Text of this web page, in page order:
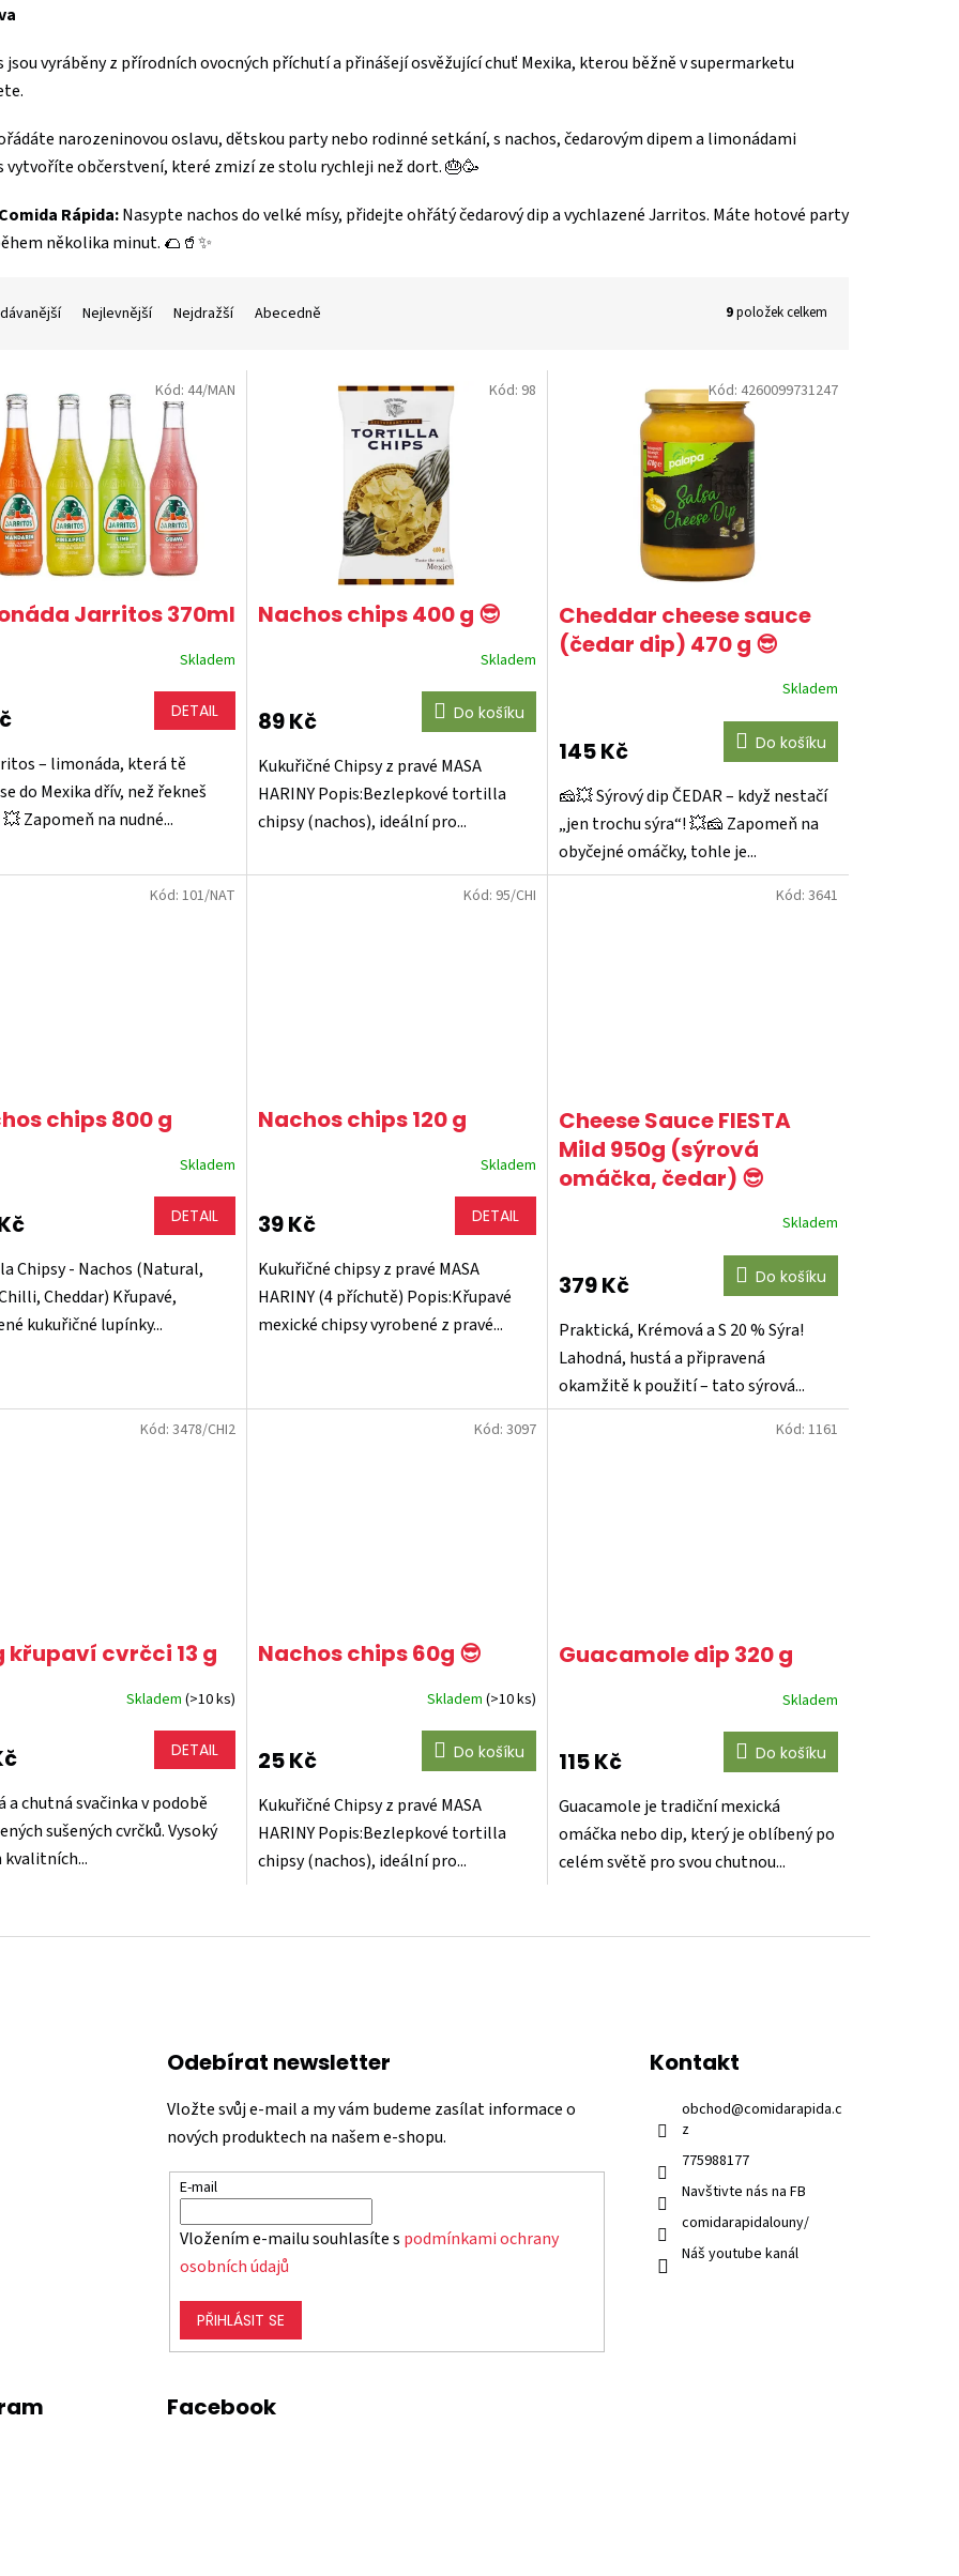
vyráběny z přírodních ovocných příchutí a přinášejí osvěžující chuť Mexika, kterou běžně v supermarketu
narozeninovou oslavu, dětskou party nebo rodinné setkání, s nachos, čedarovým dipem a limonádami
vytvoříte občerstvení, které zmizí ze stolu rychleji než dort. 🎂🥳
Rápida:Nasypte nachos do velké mísy, přidejte ohřátý čedarový dip a vychlazené Jarritos. Máte hotové party
několika minut. 🌮🥤✨
Nejlevnější Nejdražší Abecedně 9položek celkem
Jarritos 370ml
Skladem
DETAIL
– limonáda, která tě
do Mexika dřív, než řekneš
💥 Zapomeň na nudné...
Kód: 44/MAN
Nachos chips 400 g 😎
je
z
5
hvězdiček.
Skladem
89 Kč Do košíku
Kukuřičné Chipsy z pravé MASA
HARINY Popis:Bezlepkové tortilla
chipsy (nachos), ideální pro...
Kód: 98
Cheddar cheese sauce
(čedar dip) 470 g 😎
je
z
hvězdiček.
Skladem
145 Kč Do košíku
🧀💥 Sýrový dip ČEDAR – když nestačí
„jen trochu sýra“! 💥🧀 Zapomeň na
obyčejné omáčky, tohle je...
Kód: 4260099731247
chips 800 g
Skladem
DETAIL
Chipsy - Nachos (Natural,
Cheddar) Křupavé,
kukuřičné lupínky...
Kód: 101/NAT
Nachos chips 120 g
je
z
5
hvězdiček.
Skladem
39 Kč DETAIL
Kukuřičné chipsy z pravé MASA
HARINY (4 příchutě) Popis:Křupavé
mexické chipsy vyrobené z pravé...
Kód: 95/CHI
Cheese Sauce FIESTA
Mild 950g (sýrová
omáčka, čedar) 😎
Skladem
379 Kč Do košíku
Praktická, Krémová a S 20 % Sýra!
Lahodná, hustá a připravená
okamžitě k použití – tato sýrová...
Kód: 3641
křupaví cvrčci 13 g
Skladem (>10 ks)
DETAIL
a chutná svačinka v podobě
sušených cvrčků. Vysoký
kvalitních...
Kód: 3478/CHI2
Nachos chips 60g 😎
Skladem (>10 ks)
25 Kč Do košíku
Kukuřičné Chipsy z pravé MASA
HARINY Popis:Bezlepkové tortilla
chipsy (nachos), ideální pro...
Kód: 3097
Guacamole dip 320 g
Skladem
115 Kč Do košíku
Guacamole je tradiční mexická
omáčka nebo dip, který je oblíbený po
celém světě pro svou chutnou...
Kód: 1161
v
p
r
v
k
ý
Odebírat newsletter
Vložte svůj e-mail a my vám budeme zasílat informace o
nových produktech na našem e-shopu.
E-mail
Vložením e-mailu souhlasíte s podmínkami ochrany
osobních údajů
PŘIHLÁSIT SE
Kontakt
obchod@comidarapida.c
z
775988177
Navštivte nás na FB
comidarapidalouny/
Náš youtube kanál
Facebook